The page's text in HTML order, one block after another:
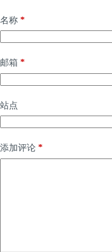
名称 *
邮箱 *
站点
添加评论 *